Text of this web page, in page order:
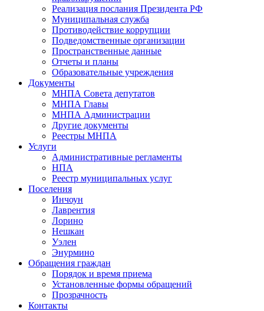
Реализация послания Президента РФ
Муниципальная служба
Противодействие коррупции
Подведомственные организации
Пространственные данные
Отчеты и планы
Образовательные учреждения
Документы
МНПА Совета депутатов
МНПА Главы
МНПА Администрации
Другие документы
Реестры МНПА
Услуги
Административные регламенты
НПА
Реестр муниципальных услуг
Поселения
Инчоун
Лаврентия
Лорино
Нешкан
Уэлен
Энурмино
Обращения граждан
Порядок и время приема
Установленные формы обращений
Прозрачность
Контакты